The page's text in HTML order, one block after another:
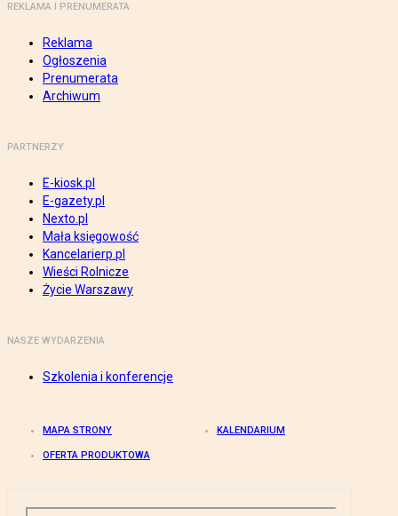
REKLAMA I PRENUMERATA
Reklama
Ogłoszenia
Prenumerata
Archiwum
PARTNERZY
E-kiosk.pl
E-gazety.pl
Nexto.pl
Mała księgowość
Kancelarierp.pl
Wieści Rolnicze
Życie Warszawy
NASZE WYDARZENIA
Szkolenia i konferencje
MAPA STRONY KALENDARIUM
OFERTA PRODUKTOWA